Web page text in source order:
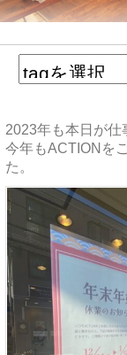
2023年も本日が仕
今年もACTIONを
た。